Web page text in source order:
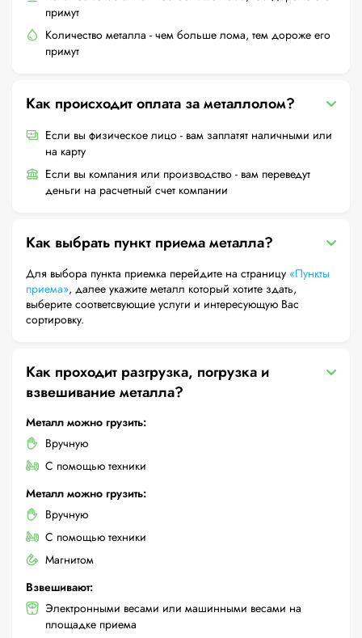
примут
Количество металла - чем больше лома, тем дороже его
примут
Как происходит оплата за металлолом?
Если вы физическое лицо - вам заплатят наличными или
на карту
Если вы компания или производство - вам переведут
деньги на расчетный счет компании
Как выбрать пункт приема металла?
Для выбора пункта приемка перейдите на страницу «Пункты
приема», далее укажите металл который хотите здать,
выберите соответсвующие услуги и интересующую Вас
сортировку.
Как проходит разгрузка, погрузка и
взвешивание металла?
Металл можно грузить:
Вручную
С помощью техники
Металл можно грузить:
Вручную
С помощью техники
Магнитом
Взвешивают:
Электронными весами или машинными весами на
площадке приема